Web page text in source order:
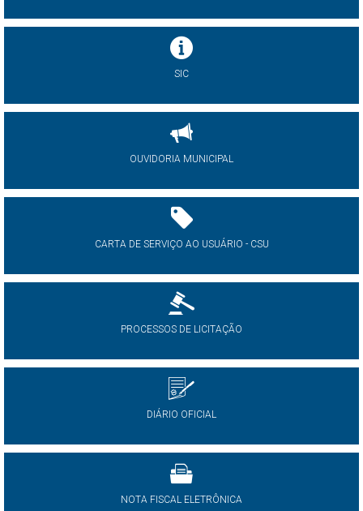
SIC
OUVIDORIA MUNICIPAL
CARTA DE SERVIÇO AO USUÁRIO - CSU
PROCESSOS DE LICITAÇÃO
DIÁRIO OFICIAL
NOTA FISCAL ELETRÔNICA